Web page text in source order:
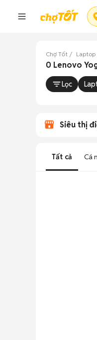
Chợ Tốt Laptop
0 Lenovo
Lọc
Siêu thị
Tất cả Cá